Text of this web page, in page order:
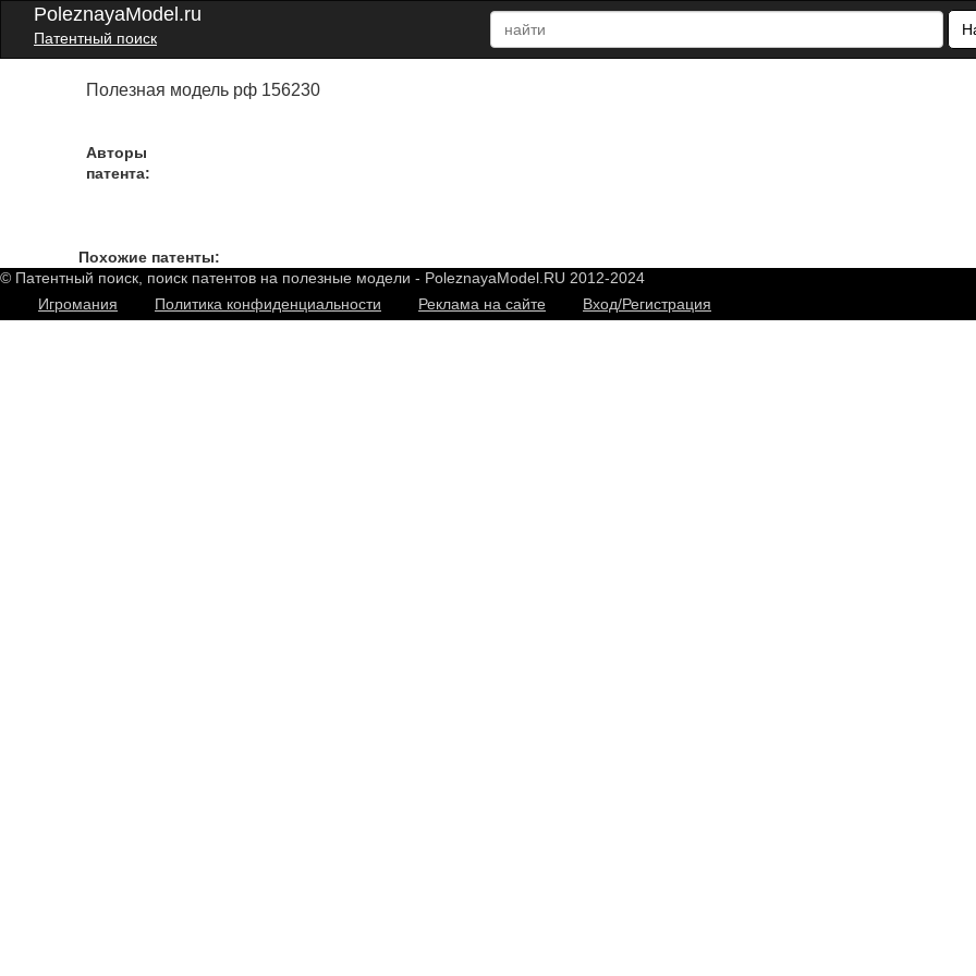
PoleznayaModel.ru
Патентный поиск
Полезная модель рф 156230
Авторы
патента:
Похожие патенты:
© Патентный поиск, поиск патентов на полезные модели - PoleznayaModel.RU 2012-2024
Игромания
Политика конфиденциальности Реклама на сайте Вход/Регистрация